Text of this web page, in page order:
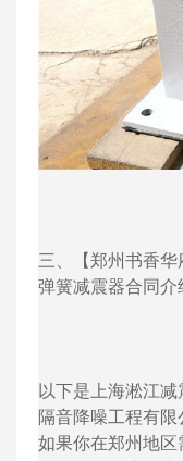
三、【郑州书香华
弹簧减震器合同介
以下是上海淞江
隔音降噪工程有限
如果你在郑州地